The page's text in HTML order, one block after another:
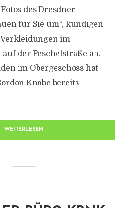
des Dresdner
für Sie um“, kündigen
im
der Peschelstraße an.
im Obergeschoss hat
Knabe bereits
WEITERLESEN